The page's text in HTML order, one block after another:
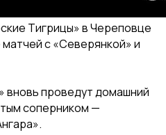
Тигрицы» в Череповце
с «Северянкой» и
вновь проведут домашний
соперником —